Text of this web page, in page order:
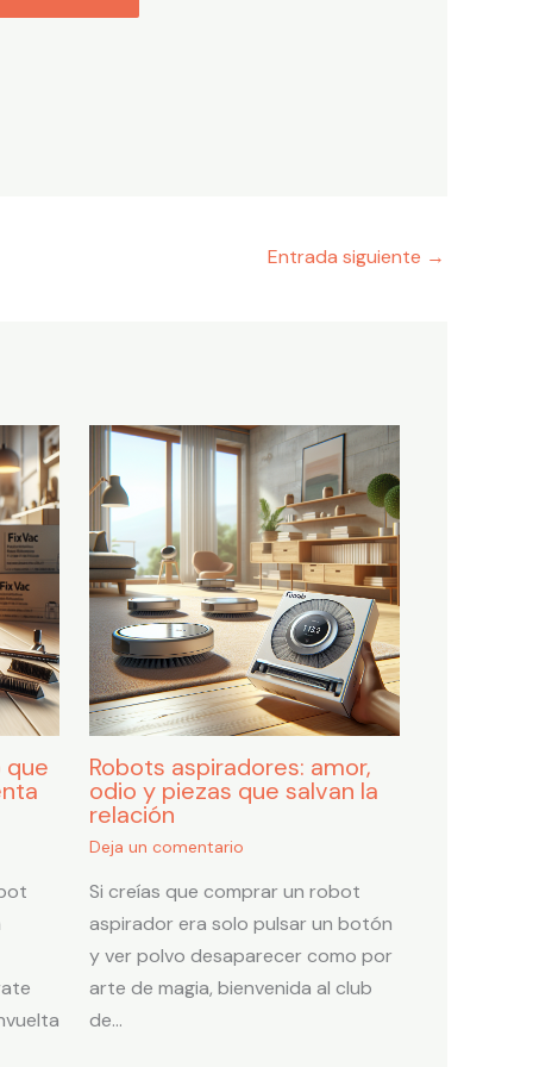
Entrada siguiente →
que Robots aspiradores: amor,
odio y piezas que salvan la
relación
Deja un comentario
Si creías que comprar un robot
aspirador era solo pulsar un botón
y ver polvo desaparecer como por
arte de magia, bienvenida al club
de…